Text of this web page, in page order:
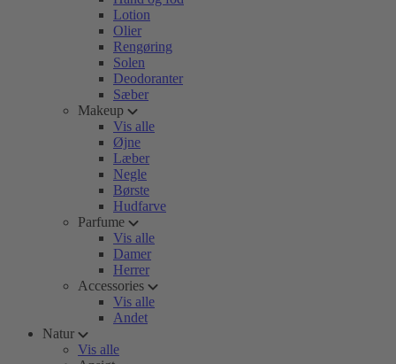
Lotion
Olier
Rengøring
Solen
Deodoranter
Sæber
Makeup
Vis alle
Øjne
Læber
Negle
Børste
Hudfarve
Parfume
Vis alle
Damer
Herrer
Accessories
Vis alle
Andet
Natur
Vis alle